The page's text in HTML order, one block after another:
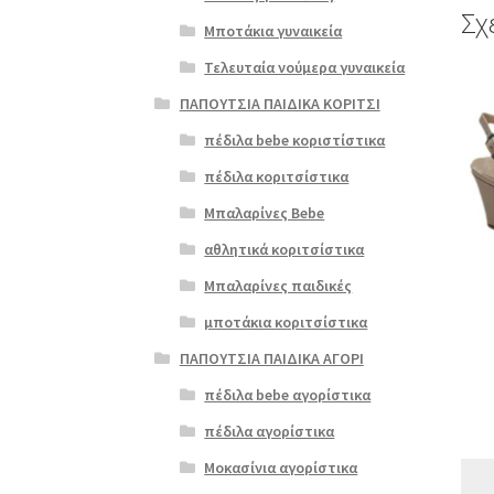
έχει
Μποτάκια γυναικεία
Τελευταία νούμερα γυναικεία
ΠΑΠΟΥΤΣΙΑ ΠΑΙΔΙΚΑ ΚΟΡΙΤΣΙ
πέδιλα bebe κοριστίστικα
πέδιλα κοριτσίστικα
Μπαλαρίνες Bebe
αθλητικά κοριτσίστικα
Μπαλαρίνες παιδικές
μποτάκια κοριτσίστικα
ΠΑΠΟΥΤΣΙΑ ΠΑΙΔΙΚΑ ΑΓΟΡΙ
πέδιλα bebe αγορίστικα
πέδιλα αγορίστικα
Μοκασίνια αγορίστικα